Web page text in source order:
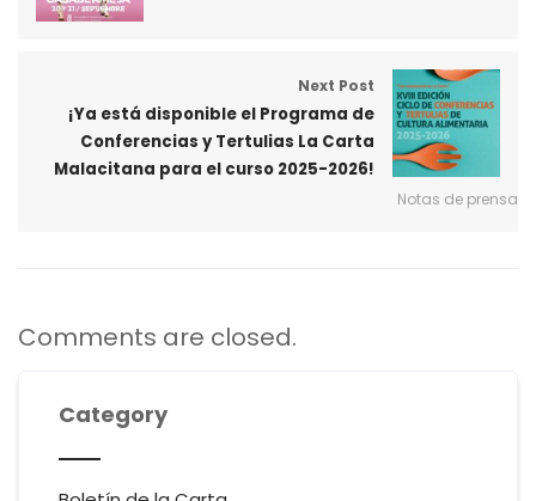
Next Post
¡Ya está disponible el Programa de
Conferencias y Tertulias La Carta
Malacitana para el curso 2025-2026!
Notas de prensa
Comments are closed.
Category